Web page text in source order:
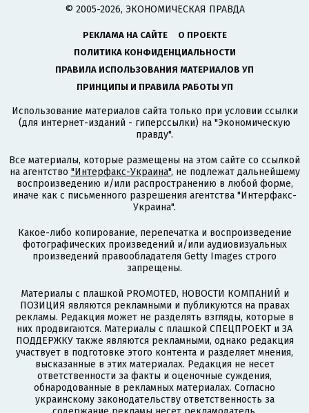
© 2005-2026, ЭКОНОМИЧЕСКАЯ ПРАВДА
РЕКЛАМА НА САЙТЕ
О ПРОЕКТЕ
ПОЛИТИКА КОНФИДЕНЦИАЛЬНОСТИ
ПРАВИЛА ИСПОЛЬЗОВАНИЯ МАТЕРИАЛОВ УП
ПРИНЦИПЫ И ПРАВИЛА РАБОТЫ УП
Использование материалов сайта только при условии ссылки
(для интернет-изданий - гиперссылки) на "Экономическую
правду".
Все материалы, которые размещены на этом сайте со ссылкой
на агентство "Интерфакс-Украина", не подлежат дальнейшему
воспроизведению и/или распространению в любой форме,
иначе как с письменного разрешения агентства "Интерфакс-
Украина".
Какое-либо копирование, перепечатка и воспроизведение
фотографических произведений и/или аудиовизуальных
произведений правообладателя Getty Images строго
запрещены.
Материалы с плашкой PROMOTED, НОВОСТИ КОМПАНИЙ и
ПОЗИЦИЯ являются рекламными и публикуются на правах
рекламы. Редакция может не разделять взгляды, которые в
них продвигаются. Материалы с плашкой СПЕЦПРОЕКТ и ЗА
ПОДДЕРЖКУ также являются рекламными, однако редакция
участвует в подготовке этого контента и разделяет мнения,
высказанные в этих материалах. Редакция не несет
ответственности за факты и оценочные суждения,
обнародованные в рекламных материалах. Согласно
украинскому законодательству ответственность за